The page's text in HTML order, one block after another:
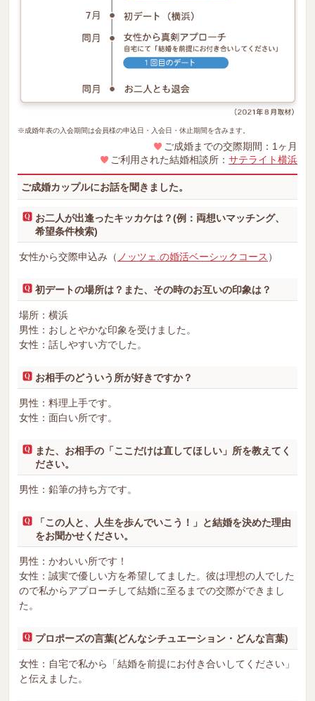
※成婚年表の入会期間は会員様の申込日・入会日・休止期間を含みます。
ご成婚までの交際期間：1ヶ月
ご利用された結婚相談所： サテライト横浜
ご成婚カップルにお話を聞きました。
お二人が出逢ったキッカケは？(例：両想いマッチング、
希望条件検索)
女性から交際申込み（ ノッツェ.の婚活ベーシックコース ）
初デートの場所は？また、その時のお互いの印象は？
場所：横浜
男性：おしとやかな印象を受けました。
女性：話しやすい方でした。
お相手のどういう所が好きですか？
男性：料理上手です。
女性：面白い所です。
また、お相手の「ここだけは直してほしい」所を教えてく
ださい。
男性：鉛筆の持ち方です。
「この人と、人生を歩んでいこう！」と結婚を決めた理由
をお聞かせください。
男性：かわいい所です！
女性：誠実で優しい方を希望してました。彼は理想の人でした
ので私からアプローチして結婚に至るまでの交際ができまし
た。
プロポーズの言葉(どんなシチュエーション・どんな言葉)
女性：自宅で私から「結婚を前提にお付き合いしてください」
と伝えました。